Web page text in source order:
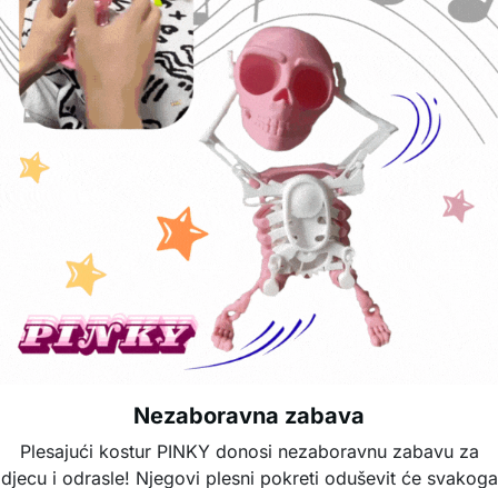
Nezaboravna zabava
Plesajući kostur PINKY donosi nezaboravnu zabavu za
djecu i odrasle! Njegovi plesni pokreti oduševit će svakoga